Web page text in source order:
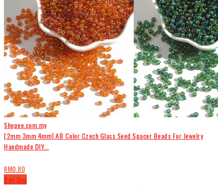
Shopee.com.my
[2mm 3mm 4mm] AB Color Czech Glass Seed Spacer Beads For Jewelry
Handmade DIY...
RM0.80
Beli Sini